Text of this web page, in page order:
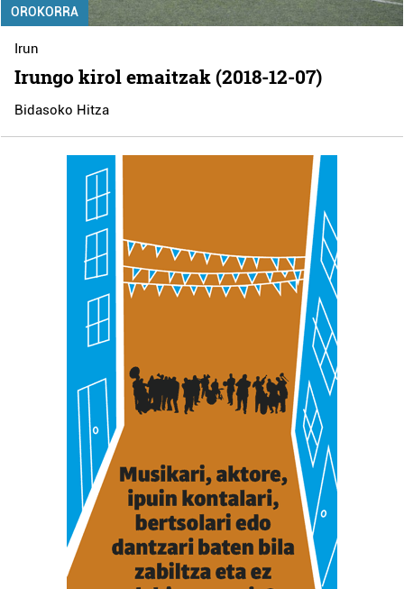
OROKORRA
Irun
Irungo kirol emaitzak (2018-12-07)
Bidasoko Hitza